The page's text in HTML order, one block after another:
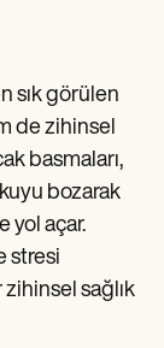
sık görülen
de zihinsel
basmaları,
bozarak
yol açar.
stresi
sağlık